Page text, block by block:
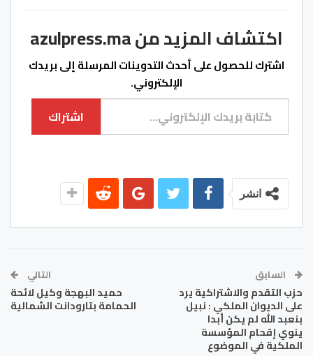
اكتشاف المزيد من azulpress.ma
اشترك للحصول على أحدث التدوينات المرسلة إلى بريدك
الإلكتروني.
كتابة بريدك الإلكتروني...
اشتراك
انشر
السابق
حزب التقدم والاشتراكية يرد
على الديوان الملكي : نبيل
بنعبد الله لم يكن أبدا
ينوي إقحام المؤسسة
الملكية في الموضوع
التالي
حميد البهجة وكيل لائحة
الحمامة بتارودانت الشمالية